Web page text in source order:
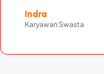
Indra
Karyawan Swasta